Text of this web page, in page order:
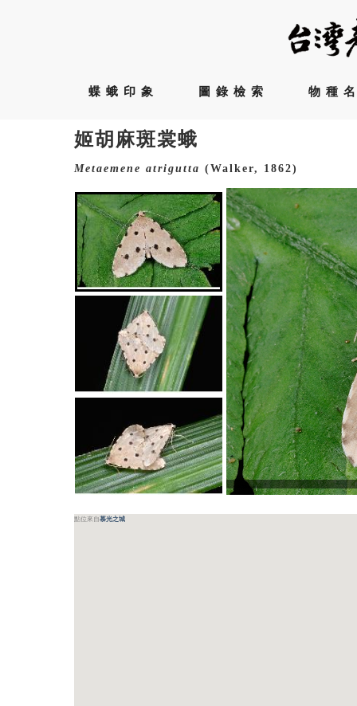
蝶蛾印象 圖錄檢索 物種
姬胡麻斑裳蛾
Metaemene atrigutta (Walker, 1862)
點位來自慕光之城